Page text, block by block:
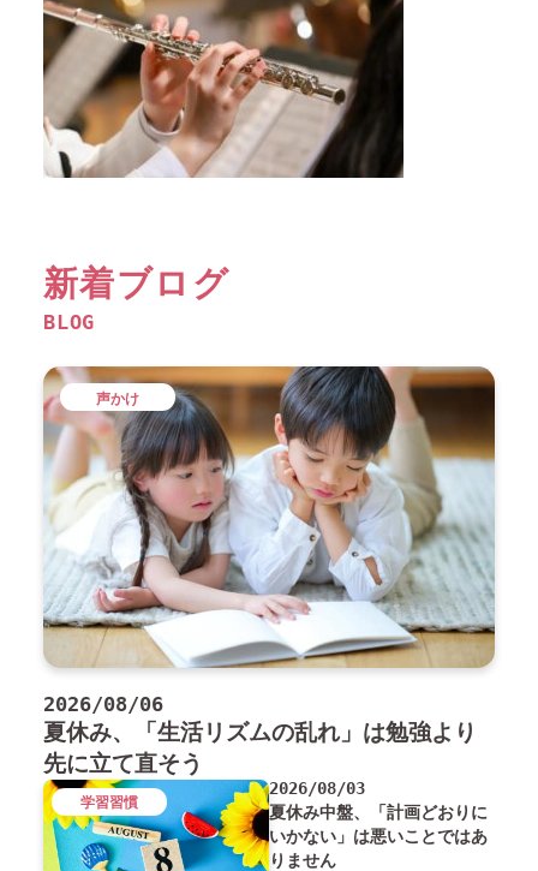
新着ブログ
BLOG
2026/08/06
夏休み、「生活リズムの乱れ」は勉強より
先に立て直そう
声かけ
2026/08/03
夏休み中盤、「計画どおりに
いかない」は悪いことではあ
りません
学習習慣